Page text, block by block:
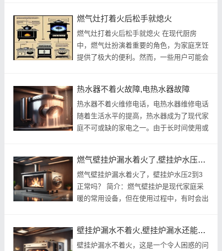
可能带来一定的安全隐患。本文...
燃气灶打着火后松手就熄火
燃气灶打着火后松手就熄火 在现代厨房
中，燃气灶扮演着重要的角色，为家庭烹饪
提供了极大的便利。然而，一些用户可能会
响了烹饪的正常进行，还可能带来...
热水器不着火故障,电热水器故障
热水器不着火维修电话，电热水器维修电话
随着生活水平的提高，热水器成为了现代家
庭不可或缺的家电之一。由于长时间使用或
的困扰。为了解决这一问题，...
燃气壁挂炉漏水着火了,壁挂炉水压2到3正常吗
燃气壁挂炉漏水着火了，壁挂炉水压2到3
正常吗？ 简介：燃气壁挂炉是现代家庭采
暖的常用设备，但在使用过程中，有时会出
多个方面进行详细阐述。 小标题1：壁...壁挂炉漏水不着火,壁挂炉漏水还能继续使用吗
壁挂炉漏水不着火，这是一个令人困惑的问